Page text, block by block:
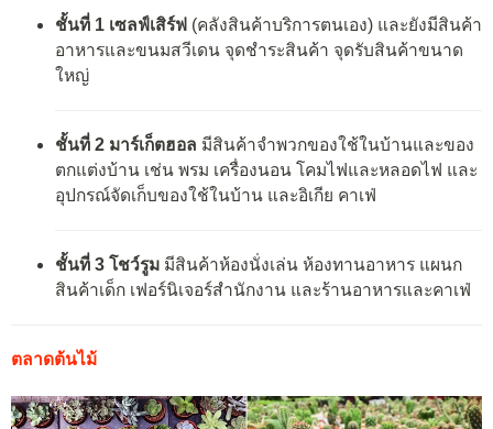
ชั้นที่ 1 เซลฟ์เสิร์ฟ (คลังสินค้าบริการตนเอง) และยังมีสินค้า
อาหารและขนมสวีเดน จุดชำระสินค้า จุดรับสินค้าขนาด
ใหญ่
ชั้นที่ 2 มาร์เก็ตฮอล มีสินค้าจำพวกของใช้ในบ้านและของ
ตกแต่งบ้าน เช่น พรม เครื่องนอน โคมไฟและหลอดไฟ และ
อุปกรณ์จัดเก็บของใช้ในบ้าน และอิเกีย คาเฟ่
ชั้นที่ 3 โชว์รูม มีสินค้าห้องนั่งเล่น ห้องทานอาหาร แผนก
สินค้าเด็ก เฟอร์นิเจอร์สำนักงาน และร้านอาหารและคาเฟ่
ตลาดต้นไม้